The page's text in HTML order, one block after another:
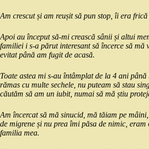
Am crescut și am reușit să pun stop, îi era frică
Apoi au început să-mi crească sânii și altui
familiei i s-a părut interesant să încerce să mă
evitat până am fugit de acasă.
Toate astea mi s-au întâmplat de la 4 ani
rămas cu multe sechele, nu puteam să stau
căutăm să am un iubit, numai să mă știu
Am încercat să mă sinucid, mă tăiam pe
de migrene și nu prea îmi păsa de nimic, eram
familia mea.